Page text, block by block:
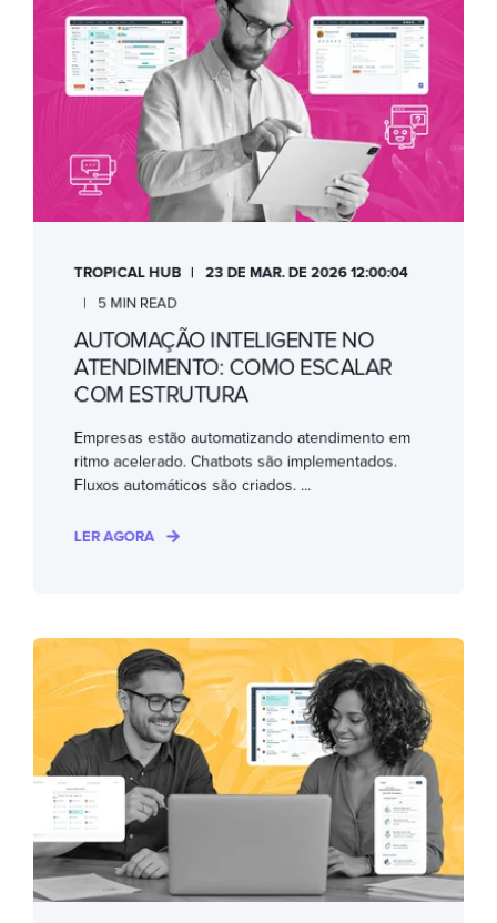
TROPICAL HUB
23 DE MAR. DE 2026 12:00:04
5 MIN READ
AUTOMAÇÃO INTELIGENTE NO
ATENDIMENTO: COMO ESCALAR
COM ESTRUTURA
Empresas estão automatizando atendimento em
ritmo acelerado. Chatbots são implementados.
Fluxos automáticos são criados. ...
LER AGORA